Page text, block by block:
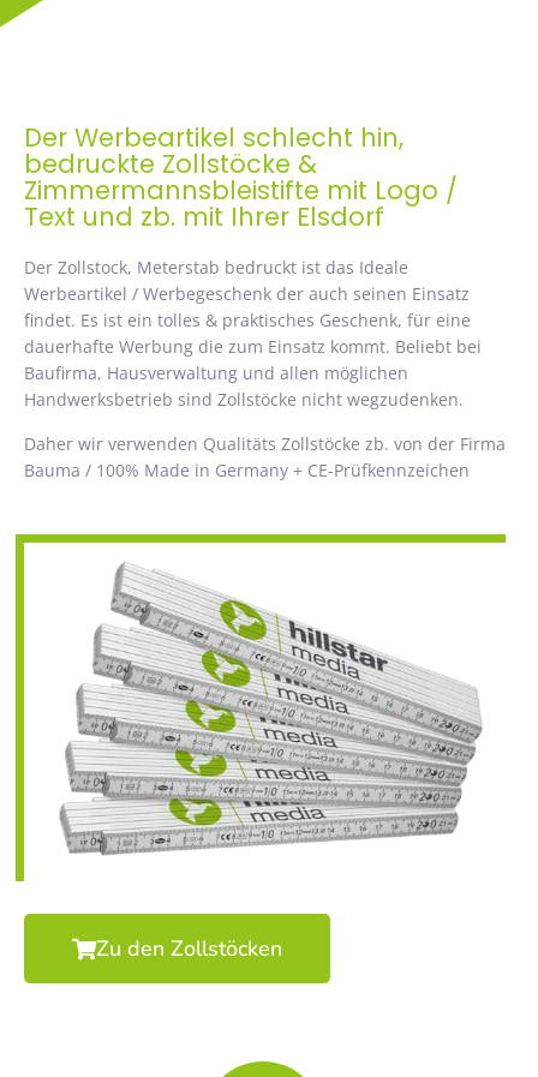
Der Werbeartikel schlecht hin,
bedruckte Zollstöcke &
Zimmermannsbleistifte mit Logo /
Text und zb. mit Ihrer Elsdorf
Der Zollstock, Meterstab bedruckt ist das Ideale
Werbeartikel / Werbegeschenk der auch seinen Einsatz
findet. Es ist ein tolles & praktisches Geschenk, für eine
dauerhafte Werbung die zum Einsatz kommt. Beliebt bei
Baufirma, Hausverwaltung und allen möglichen
Handwerksbetrieb sind Zollstöcke nicht wegzudenken.
Daher wir verwenden Qualitäts Zollstöcke zb. von der Firma
Bauma / 100% Made in Germany + CE-Prüfkennzeichen
Zu den Zollstöcken